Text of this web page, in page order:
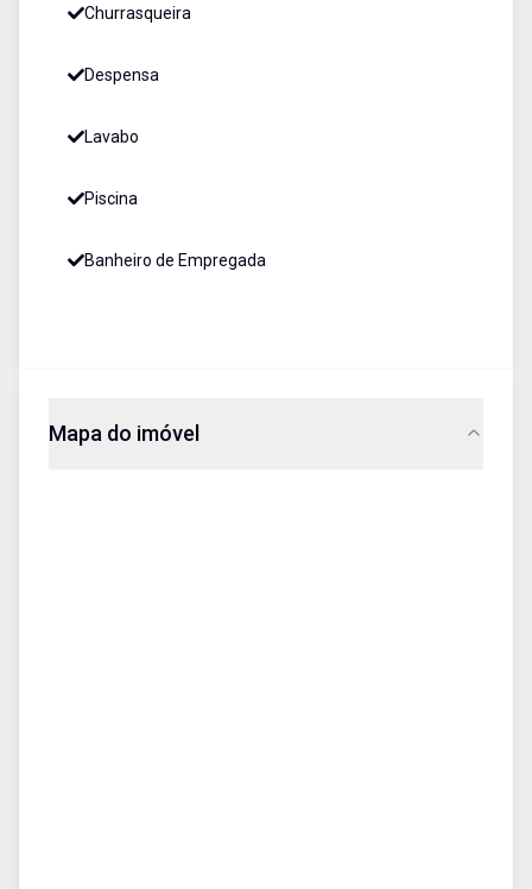
Churrasqueira
Despensa
Lavabo
Piscina
Banheiro de Empregada
Mapa do imóvel